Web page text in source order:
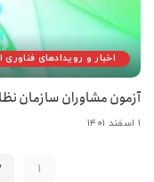
اخبار و رویدادهای فناوری
آزمون مشاوران سازمان
۱ اسفند ۱۴۰۱
1